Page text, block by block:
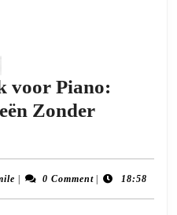
voor Piano:
Zonder
halfamile0 Comment 18:58